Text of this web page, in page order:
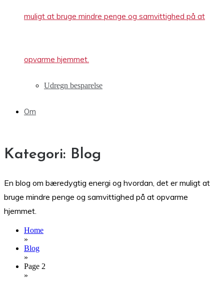
muligt at bruge mindre penge og samvittighed på at
opvarme hjemmet.
Udregn besparelse
Om
Kategori: Blog
En blog om bæredygtig energi og hvordan, det er muligt at
bruge mindre penge og samvittighed på at opvarme
hjemmet.
Home
»
Blog
»
Page 2
»